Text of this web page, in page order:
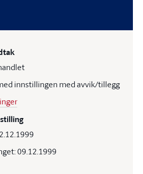
innstillingen med avvik/tillegg
09.12.1999